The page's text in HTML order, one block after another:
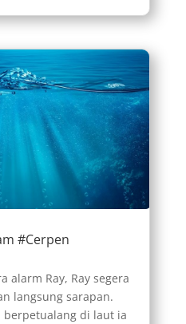
#Cerpen
alarm Ray, Ray segera
langsung sarapan.
berpetualang di laut ia